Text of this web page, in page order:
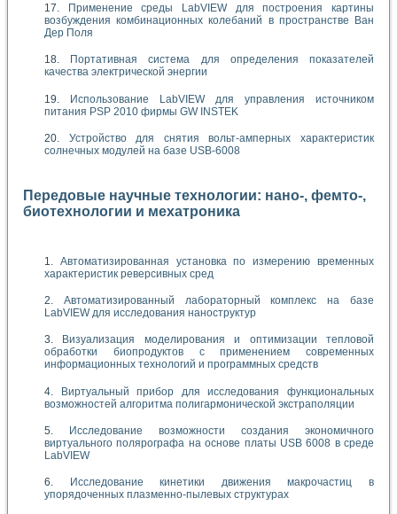
Применение среды LabVIEW для построения картины
возбуждения комбинационных колебаний в пространстве Ван
Дер Поля
Портативная система для определения показателей
качества электрической энергии
Использование LabVIEW для управления источником
питания PSP 2010 фирмы GW INSTEK
Устройство для снятия вольт-амперных характеристик
солнечных модулей на базе USB-6008
Передовые научные технологии: нано-, фемто-,
биотехнологии и мехатроника
Автоматизированная установка по измерению временных
характеристик реверсивных сред
Автоматизированный лабораторный комплекс на базе
LabVIEW для исследования наноструктур
Визуализация моделирования и оптимизации тепловой
обработки биопродуктов с применением современных
информационных технологий и программных средств
Виртуальный прибор для исследования функциональных
возможностей алгоритма полигармонической экстраполяции
Исследование возможности создания экономичного
виртуального полярографа на основе платы USB 6008 в среде
LabVIEW
Исследование кинетики движения макрочастиц в
упорядоченных плазменно-пылевых структурах